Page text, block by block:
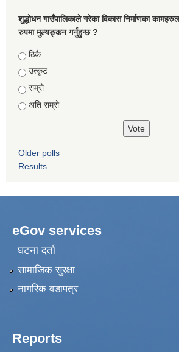
शुद्धोधन गाउँपालिकाले गरेका विकास निर्माणका
रुपमा मुल्यङ्कन गर्नुहुन्छ ?
Choices
ठिकै
उत्कृट
राम्रो
अति राम्रो
Older polls
Results
eGov services
घटना दर्ता
सामाजिक सुरक्षा
नागरिक वडापत्र
Reports